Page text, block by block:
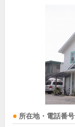
所在地・電話番号